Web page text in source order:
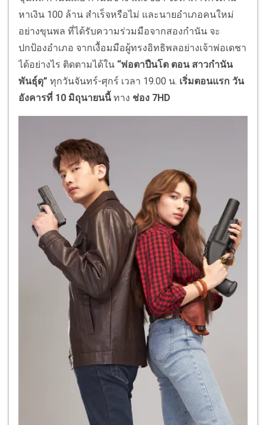
หาเงิน 100 ล้าน สำเร็จหรือไม่ และนายอำเภอคนใหม่
อย่างขุนพล ที่ได้รับความร่วมมือจากสองกำนัน จะ
ปกป้องอำเภอ จากเงื้อมมือผู้ทรงอิทธิพลอย่างเจ้าพ่อเดชา
ได้อย่างไร ติดตามได้ใน “พ่อตาปืนโต ตอน สาวกำนัน
พันธุ์ดุ” ทุกวันจันทร์-ศุกร์ เวลา 19.00 น. เริ่มตอนแรก วัน
อังคารที่ 10 มิถุนายนนี้ทาง ช่อง 7HD